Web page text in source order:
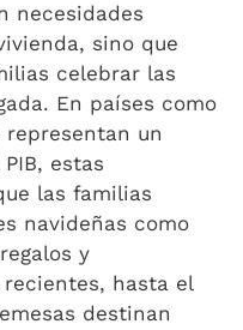
necesidades
sino que
celebrar las
En países como
representan un
estas
las familias
navideñas como
y
hasta el
destinan